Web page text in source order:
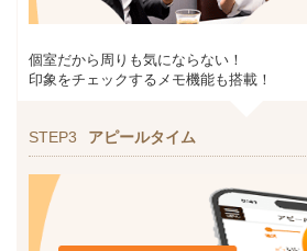
個室だから周りも気にならない！
印象をチェックするメモ機能も搭載！
STEP3 アピールタイム